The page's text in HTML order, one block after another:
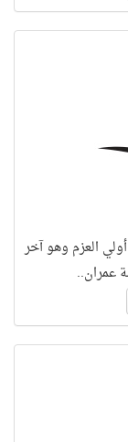
العزم وهو آخر
عمران..